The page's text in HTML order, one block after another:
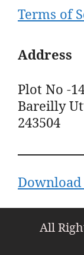
Terms of
Address
Plot No -
Bareilly
243504
All